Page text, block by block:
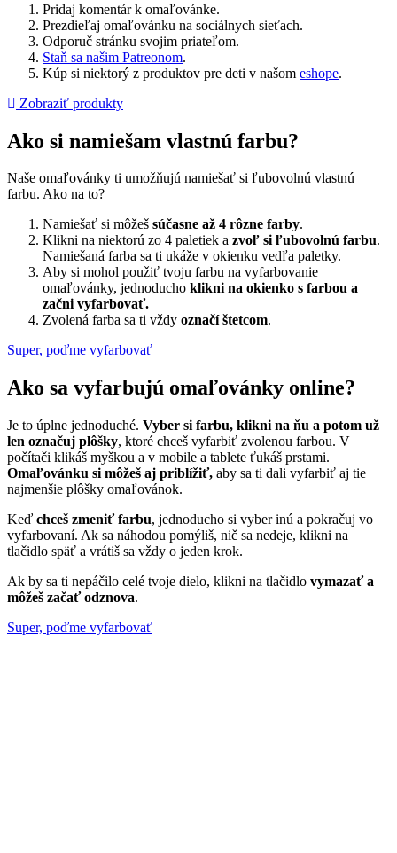
Pridaj komentár k omaľovánke.
Prezdieľaj omaľovánku na sociálnych sieťach.
Odporuč stránku svojim priateľom.
Staň sa našim Patreonom.
Kúp si niektorý z produktov pre deti v našom eshope.
Zobraziť produkty
Ako si namiešam vlastnú farbu?
Naše omaľovánky ti umožňujú namiešať si ľubovolnú vlastnú
farbu. Ako na to?
Namiešať si môžeš súčasne až 4 rôzne farby.
Klikni na niektorú zo 4 paletiek a zvoľ si ľubovolnú farbu.
Namiešaná farba sa ti ukáže v okienku vedľa paletky.
Aby si mohol použiť tvoju farbu na vyfarbovanie
omaľovánky, jednoducho klikni na okienko s farbou a
začni vyfarbovať.
Zvolená farba sa ti vždy označí štetcom.
Super, poďme vyfarbovať
Ako sa vyfarbujú omaľovánky online?
Je to úplne jednoduché. Vyber si farbu, klikni na ňu a potom už
len označuj plôšky, ktoré chceš vyfarbiť zvolenou farbou. V
počítači klikáš myškou a v mobile a tablete ťukáš prstami.
Omaľovánku si môžeš aj priblížiť, aby sa ti dali vyfarbiť aj tie
najmenšie plôšky omaľovánok.
Keď chceš zmeniť farbu, jednoducho si vyber inú a pokračuj vo
vyfarbovaní. Ak sa náhodou pomýliš, nič sa nedeje, klikni na
tlačidlo späť a vrátiš sa vždy o jeden krok.
Ak by sa ti nepáčilo celé tvoje dielo, klikni na tlačidlo vymazať a
môžeš začať odznova.
Super, poďme vyfarbovať